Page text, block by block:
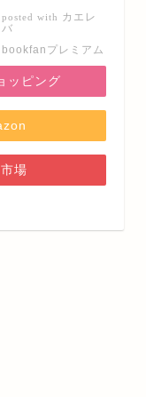
posted with カエレ
バ
bookfanプレミアム
ッピング
場